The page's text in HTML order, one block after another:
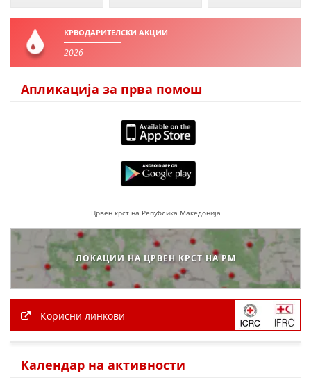
ЗА НАС
ДЕЈСТВУВАЊЕ
ПРИРАЧНИЦИ
СТРАТЕГИИ
ЕДУКАТИВНО ИНФОРМАТИВНИ МАТЕРИЈАЛИ
КРВОДАРИТЕЛСКИ АКЦИИ
2026
Апликација за прва помош
Црвен крст на Република Македонија
ЛОКАЦИИ НА ЦРВЕН КРСТ НА РМ
Корисни линкови
Календар на активности